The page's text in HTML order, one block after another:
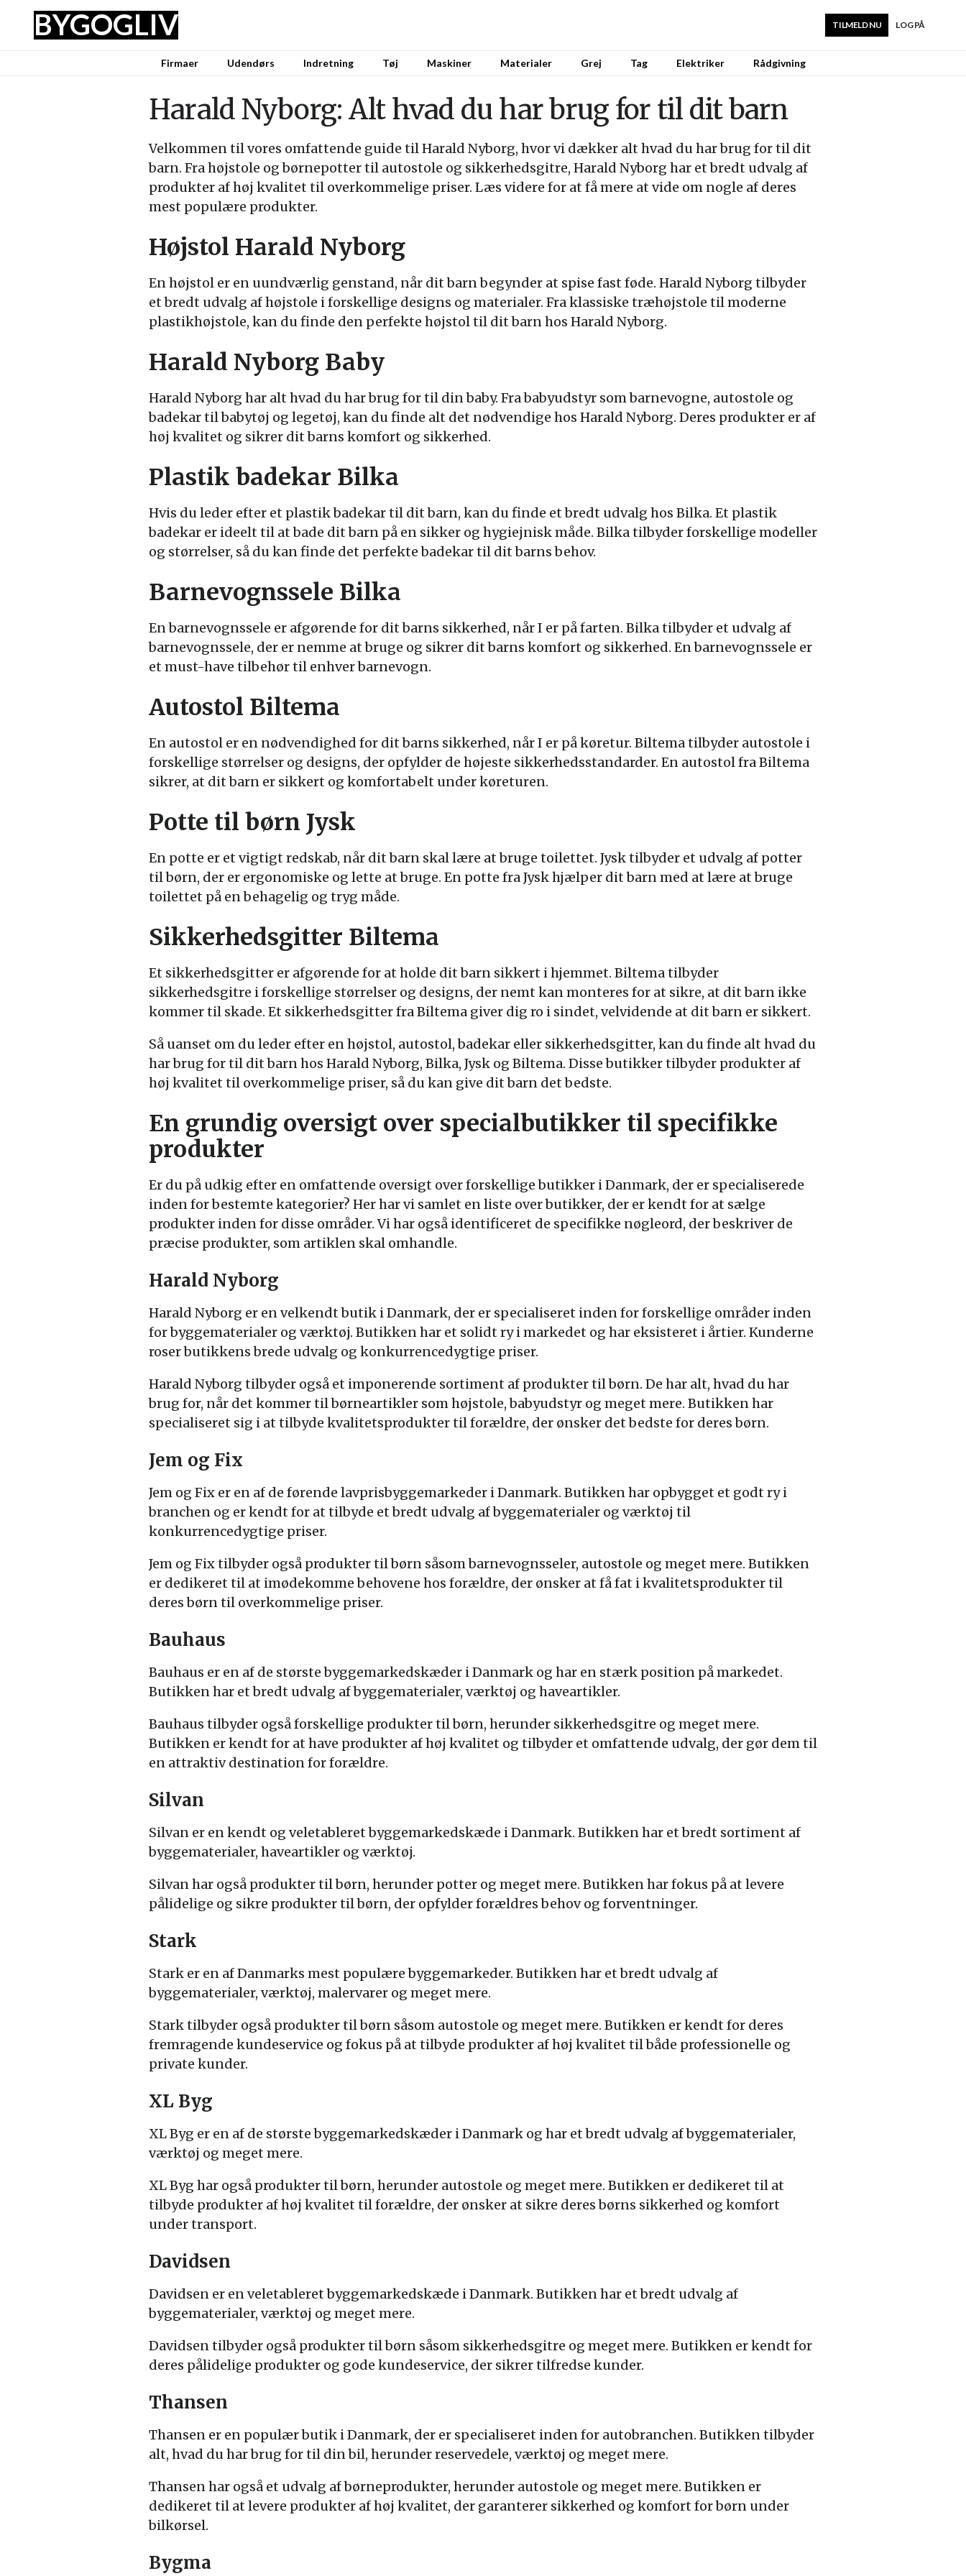
BYGOGLIV LOG PÅ
TILMELD NU
Firmaer Udendørs Indretning Tøj Maskiner Materialer Grej Tag Elektriker Rådgivning
Harald Nyborg: Alt hvad du har brug for til dit barn
Velkommen til vores omfattende guide til Harald Nyborg, hvor vi dækker alt hvad du har brug for til dit
barn. Fra højstole og børnepotter til autostole og sikkerhedsgitre, Harald Nyborg har et bredt udvalg af
produkter af høj kvalitet til overkommelige priser. Læs videre for at få mere at vide om nogle af deres
mest populære produkter.
Højstol Harald Nyborg
En højstol er en uundværlig genstand, når dit barn begynder at spise fast føde. Harald Nyborg tilbyder
et bredt udvalg af højstole i forskellige designs og materialer. Fra klassiske træhøjstole til moderne
plastikhøjstole, kan du finde den perfekte højstol til dit barn hos Harald Nyborg.
Harald Nyborg Baby
Harald Nyborg har alt hvad du har brug for til din baby. Fra babyudstyr som barnevogne, autostole og
badekar til babytøj og legetøj, kan du finde alt det nødvendige hos Harald Nyborg. Deres produkter er af
høj kvalitet og sikrer dit barns komfort og sikkerhed.
Plastik badekar Bilka
Hvis du leder efter et plastik badekar til dit barn, kan du finde et bredt udvalg hos Bilka. Et plastik
badekar er ideelt til at bade dit barn på en sikker og hygiejnisk måde. Bilka tilbyder forskellige modeller
og størrelser, så du kan finde det perfekte badekar til dit barns behov.
Barnevognssele Bilka
En barnevognssele er afgørende for dit barns sikkerhed, når I er på farten. Bilka tilbyder et udvalg af
barnevognssele, der er nemme at bruge og sikrer dit barns komfort og sikkerhed. En barnevognssele er
et must-have tilbehør til enhver barnevogn.
Autostol Biltema
En autostol er en nødvendighed for dit barns sikkerhed, når I er på køretur. Biltema tilbyder autostole i
forskellige størrelser og designs, der opfylder de højeste sikkerhedsstandarder. En autostol fra Biltema
sikrer, at dit barn er sikkert og komfortabelt under køreturen.
Potte til børn Jysk
En potte er et vigtigt redskab, når dit barn skal lære at bruge toilettet. Jysk tilbyder et udvalg af potter
til børn, der er ergonomiske og lette at bruge. En potte fra Jysk hjælper dit barn med at lære at bruge
toilettet på en behagelig og tryg måde.
Sikkerhedsgitter Biltema
Et sikkerhedsgitter er afgørende for at holde dit barn sikkert i hjemmet. Biltema tilbyder
sikkerhedsgitre i forskellige størrelser og designs, der nemt kan monteres for at sikre, at dit barn ikke
kommer til skade. Et sikkerhedsgitter fra Biltema giver dig ro i sindet, velvidende at dit barn er sikkert.
Så uanset om du leder efter en højstol, autostol, badekar eller sikkerhedsgitter, kan du finde alt hvad du
har brug for til dit barn hos Harald Nyborg, Bilka, Jysk og Biltema. Disse butikker tilbyder produkter af
høj kvalitet til overkommelige priser, så du kan give dit barn det bedste.
En grundig oversigt over specialbutikker til specifikke
produkter
Er du på udkig efter en omfattende oversigt over forskellige butikker i Danmark, der er specialiserede
inden for bestemte kategorier? Her har vi samlet en liste over butikker, der er kendt for at sælge
produkter inden for disse områder. Vi har også identificeret de specifikke nøgleord, der beskriver de
præcise produkter, som artiklen skal omhandle.
Harald Nyborg
Harald Nyborg er en velkendt butik i Danmark, der er specialiseret inden for forskellige områder inden
for byggematerialer og værktøj. Butikken har et solidt ry i markedet og har eksisteret i årtier. Kunderne
roser butikkens brede udvalg og konkurrencedygtige priser.
Harald Nyborg tilbyder også et imponerende sortiment af produkter til børn. De har alt, hvad du har
brug for, når det kommer til børneartikler som højstole, babyudstyr og meget mere. Butikken har
specialiseret sig i at tilbyde kvalitetsprodukter til forældre, der ønsker det bedste for deres børn.
Jem og Fix
Jem og Fix er en af de førende lavprisbyggemarkeder i Danmark. Butikken har opbygget et godt ry i
branchen og er kendt for at tilbyde et bredt udvalg af byggematerialer og værktøj til
konkurrencedygtige priser.
Jem og Fix tilbyder også produkter til børn såsom barnevognsseler, autostole og meget mere. Butikken
er dedikeret til at imødekomme behovene hos forældre, der ønsker at få fat i kvalitetsprodukter til
deres børn til overkommelige priser.
Bauhaus
Bauhaus er en af de største byggemarkedskæder i Danmark og har en stærk position på markedet.
Butikken har et bredt udvalg af byggematerialer, værktøj og haveartikler.
Bauhaus tilbyder også forskellige produkter til børn, herunder sikkerhedsgitre og meget mere.
Butikken er kendt for at have produkter af høj kvalitet og tilbyder et omfattende udvalg, der gør dem til
en attraktiv destination for forældre.
Silvan
Silvan er en kendt og veletableret byggemarkedskæde i Danmark. Butikken har et bredt sortiment af
byggematerialer, haveartikler og værktøj.
Silvan har også produkter til børn, herunder potter og meget mere. Butikken har fokus på at levere
pålidelige og sikre produkter til børn, der opfylder forældres behov og forventninger.
Stark
Stark er en af Danmarks mest populære byggemarkeder. Butikken har et bredt udvalg af
byggematerialer, værktøj, malervarer og meget mere.
Stark tilbyder også produkter til børn såsom autostole og meget mere. Butikken er kendt for deres
fremragende kundeservice og fokus på at tilbyde produkter af høj kvalitet til både professionelle og
private kunder.
XL Byg
XL Byg er en af de største byggemarkedskæder i Danmark og har et bredt udvalg af byggematerialer,
værktøj og meget mere.
XL Byg har også produkter til børn, herunder autostole og meget mere. Butikken er dedikeret til at
tilbyde produkter af høj kvalitet til forældre, der ønsker at sikre deres børns sikkerhed og komfort
under transport.
Davidsen
Davidsen er en veletableret byggemarkedskæde i Danmark. Butikken har et bredt udvalg af
byggematerialer, værktøj og meget mere.
Davidsen tilbyder også produkter til børn såsom sikkerhedsgitre og meget mere. Butikken er kendt for
deres pålidelige produkter og gode kundeservice, der sikrer tilfredse kunder.
Thansen
Thansen er en populær butik i Danmark, der er specialiseret inden for autobranchen. Butikken tilbyder
alt, hvad du har brug for til din bil, herunder reservedele, værktøj og meget mere.
Thansen har også et udvalg af børneprodukter, herunder autostole og meget mere. Butikken er
dedikeret til at levere produkter af høj kvalitet, der garanterer sikkerhed og komfort for børn under
bilkørsel.
Bygma